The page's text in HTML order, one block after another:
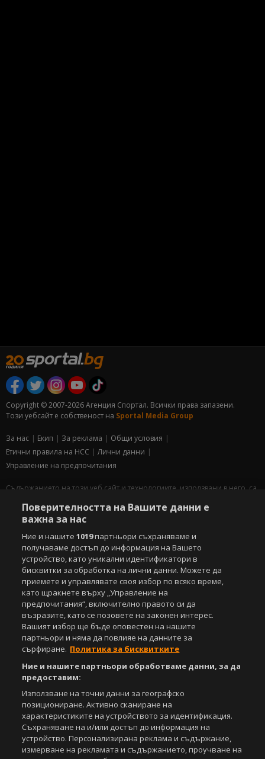
Copyright © 2007-2026 Агенция Спортал. Всички права запазени.
Този уебсайт е собственост на Sportal Media Group
За нас Екип За рекламa
Общи условия
Етични правила на НСС
Лични данни
Управление на предпочитания
Съдържанието на този уеб сайт и технологиите, използвани в него, са
Всички статии, репортажи, интервюта и други текстови, графични и
видео материали, публикувани в сайта, са собственост на Агенция
публикуване на текстови материали само след писмено съгласие на
Агенция Спортал, посочване на източника и добавяне на линк към
www.sportal.bg. Използването на графични и видео материали,
публикувани в сайта, е строго забранено. Нарушителите ще бъдат
санкционирани с цялата строгост на закона.
СвалиБЕЗПЛАТНОТОприложение за:
Android
Powered by:
Поверителността на Вашите данни е
важна за нас
Ние и нашите1019партньори съхраняваме и
получаваме достъп до информация на Вашето
устройство, като уникални идентификатори в
бисквитки за обработка на лични данни. Можете да
приемете и управлявате своя избор по всяко време,
като щракнете върху „Управление на
предпочитания“, включително правото си да
възразите, като се позовете на законен интерес.
Вашият избор ще бъде оповестен на нашите
партньори и няма да повлияе на данните за
сърфиране. Политика за бисквитките
Ние и нашите партньори обработваме данни, за да
предоставим:
Използване на точни данни за географско
позициониране. Активно сканиране на
характеристиките на устройството за идентификация.
Съхраняване на и/или достъп до информация на
устройство. Персонализирана реклама и съдържание,
измерване на рекламата и съдържанието, проучване на